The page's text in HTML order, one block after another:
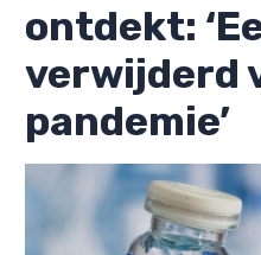
ontdekt:
verwijderd
pandemie’